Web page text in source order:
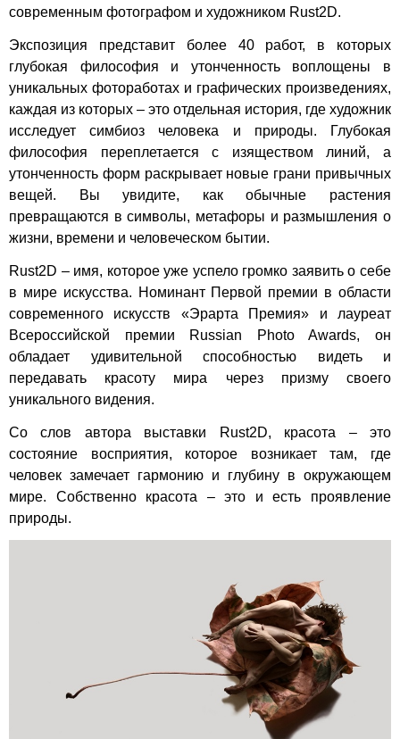
современным фотографом и художником Rust2D.
Экспозиция представит более 40 работ, в которых
глубокая философия и утонченность воплощены в
уникальных фотоработах и графических произведениях,
каждая из которых – это отдельная история, где художник
исследует симбиоз человека и природы. Глубокая
философия переплетается с изяществом линий, а
утонченность форм раскрывает новые грани привычных
вещей. Вы увидите, как обычные растения
превращаются в символы, метафоры и размышления о
жизни, времени и человеческом бытии.
Rust2D – имя, которое уже успело громко заявить о себе
в мире искусства. Номинант Первой премии в области
современного искусств «Эрарта Премия» и лауреат
Всероссийской премии Russian Photo Awards, он
обладает удивительной способностью видеть и
передавать красоту мира через призму своего
уникального видения.
Со слов автора выставки Rust2D, красота – это
состояние восприятия, которое возникает там, где
человек замечает гармонию и глубину в окружающем
мире. Собственно красота – это и есть проявление
природы.